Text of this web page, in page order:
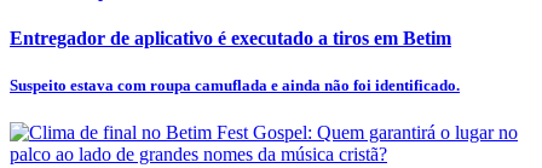
Entregador de aplicativo é executado a tiros em Betim
Suspeito estava com roupa camuflada e ainda não foi identificado.